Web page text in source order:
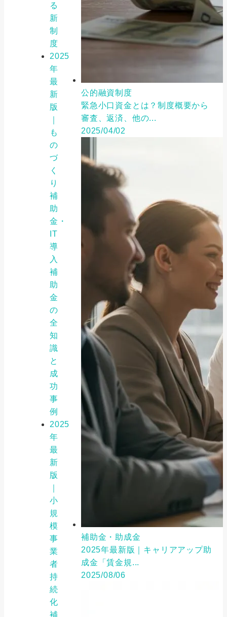
る
新
制
度
2025
年
最
新
版
も
の
づ
く
り
補
助
金・
IT
導
入
補
助
金
の
全
知
識
と
成
功
事
例
2025
年
最
新
版
小
規
模
事
業
者
持
続
化
補
公的融資制度
緊急小口資金とは？制度概要から
審査、返済、他の...
2025/04/02
補助金・助成金
2025年最新版｜キャリアアップ助
成金「賃金規...
2025/08/06